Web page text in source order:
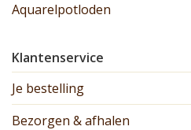
Aquarelpotloden
Klantenservice
Je bestelling
Bezorgen & afhalen